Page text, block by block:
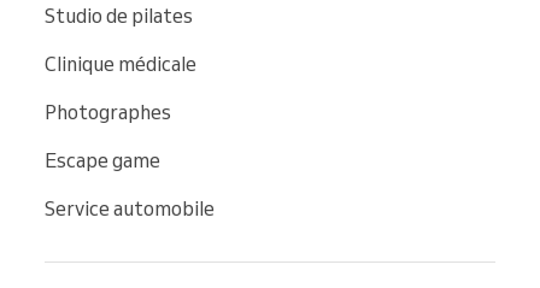
Studio de pilates
Clinique médicale
Photographes
Escape game
Service automobile